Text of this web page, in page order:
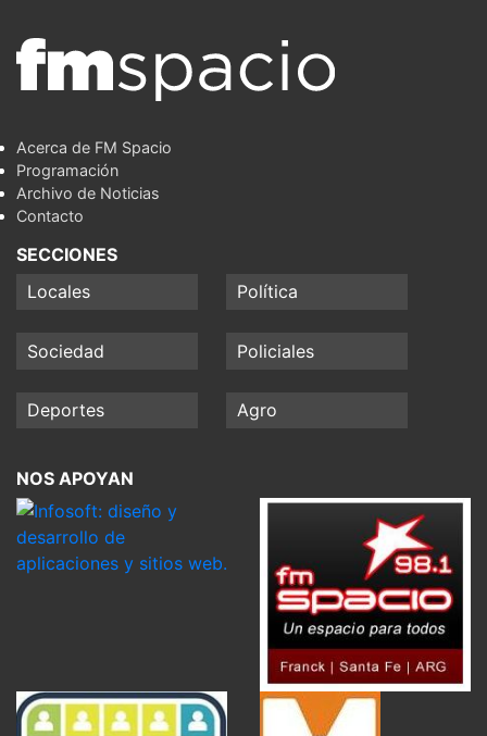
Acerca de FM Spacio
Programación
Archivo de Noticias
Contacto
SECCIONES
Locales
Política
Sociedad Policiales
Deportes Agro
NOS APOYAN